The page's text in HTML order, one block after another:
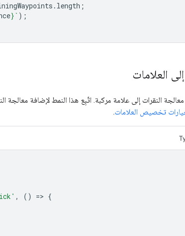
. length ;
} ` );
العلامات
معالجة النقرات إلى علامة مركبة. اتّبِع هذا النمط لإضافة
تخصيص العلامات.
, () => {